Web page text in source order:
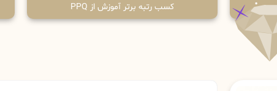
کسب رتبه برتر آموزش از PPQ